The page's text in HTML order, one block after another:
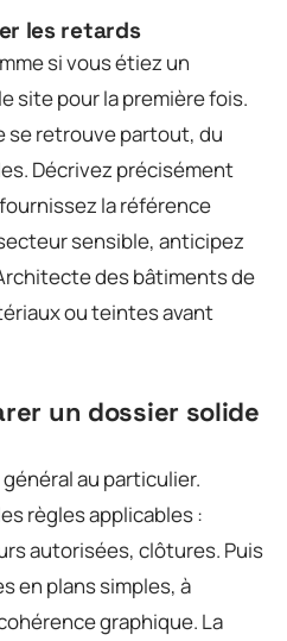
les retards
si vous étiez un
site pour la première fois.
se retrouve partout, du
Décrivez précisément
la référence
sensible, anticipez
des bâtiments de
ou teintes avant
un dossier solide
au particulier.
règles applicables :
autorisées, clôtures. Puis
en plans simples, à
graphique. La